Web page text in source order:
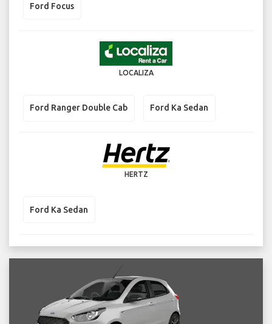
Ford Focus
LOCALIZA
Ford Ranger Double Cab Ford Ka Sedan
HERTZ
Ford Ka Sedan